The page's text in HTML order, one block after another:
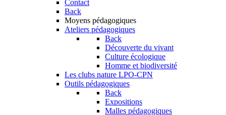
Contact
Back
Moyens pédagogiques
Ateliers pédagogiques
Back
Découverte du vivant
Culture écologique
Homme et biodiversité
Les clubs nature LPO-CPN
Outils pédagogiques
Back
Expositions
Malles pédagogiques